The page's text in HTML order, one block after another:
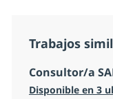
Trabajos
Consultor/a
Disponible en 3